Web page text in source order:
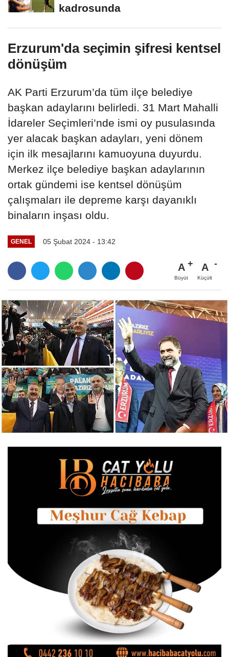
kadrosunda
Erzurum'da seçimin şifresi kentsel
dönüşüm
AK Parti Erzurum’da tüm ilçe belediye
başkan adaylarını belirledi. 31 Mart Mahalli
İdareler Seçimleri’nde ismi oy pusulasında
yer alacak başkan adayları, yeni dönem
için ilk mesajlarını kamuoyuna duyurdu.
Merkez ilçe belediye başkan adaylarının
ortak gündemi ise kentsel dönüşüm
çalışmaları ile depreme karşı dayanıklı
binaların inşası oldu.
GENEL 05 Şubat 2024 - 13:42
A
Büyüt
A
Küçült